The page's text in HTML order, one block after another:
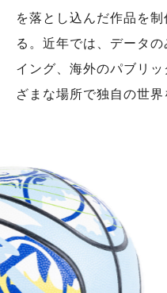
を落とし込んだ作品を
る。近年では、データ
イング、海外のパブリ
ざまな場所で独自の世界